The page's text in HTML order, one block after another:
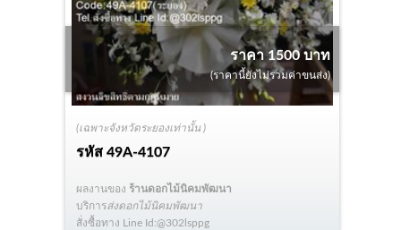
(เฉพาะจังหวัดระยองเท่านั้น )
รหัส49A-4107
ราคา 1500 บาท
(ราคานี้ยังไม่รวมค่าขนส่ง)
ผลงานของ ร้านดอกไม้นิคมพัฒนา
บริการส่งดอกไม้นิคมพัฒนา
สั่งซื้อทาง Line Id:@302lsppg